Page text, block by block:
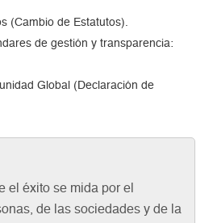
(Cambio de Estatutos).
de gestión y transparencia:
Global (Declaración de
el éxito se mida por el
de las sociedades y de la